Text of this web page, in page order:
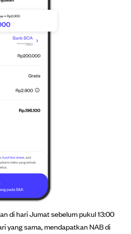
di hari Jumat sebelum pukul 13:00
yang sama, mendapatkan NAB di